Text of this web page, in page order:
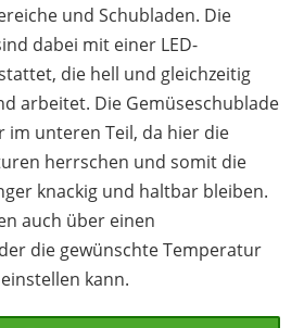
und Schubladen. Die
dabei mit einer LED-
die hell und gleichzeitig
arbeitet. Die Gemüseschublade
im unteren Teil, da hier die
herrschen und somit die
knackig und haltbar bleiben.
auch über einen
die gewünschte Temperatur
kann.